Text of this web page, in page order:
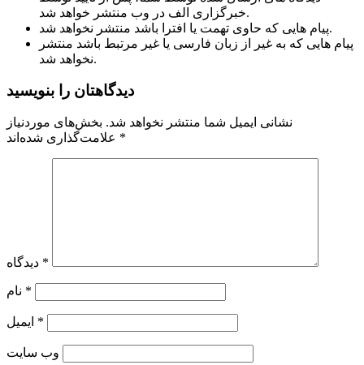
خبرگزاری الف در وب منتشر خواهد شد.
پیام هایی که حاوی تهمت یا افترا باشد منتشر نخواهد شد.
پیام هایی که به غیر از زبان فارسی یا غیر مرتبط باشد منتشر
نخواهد شد.
دیدگاهتان را بنویسید
نشانی ایمیل شما منتشر نخواهد شد. بخش‌های موردنیاز
*
*
*
*
وب‌ سایت